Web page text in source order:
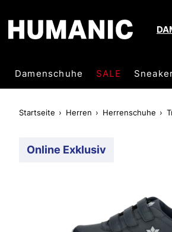
Damenschuhe SALE
Startseite Herren Herrenschuhe
Online Exklusiv